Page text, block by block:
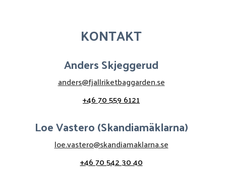
KONTAKT
Anders Skjeggerud
anders@fjallriketbaggarden.se
+46 70 559 6121
Loe Vastero (Skandiamäklarna)
loe.vastero@skandiamaklarna.se
+46 70 542 30 40